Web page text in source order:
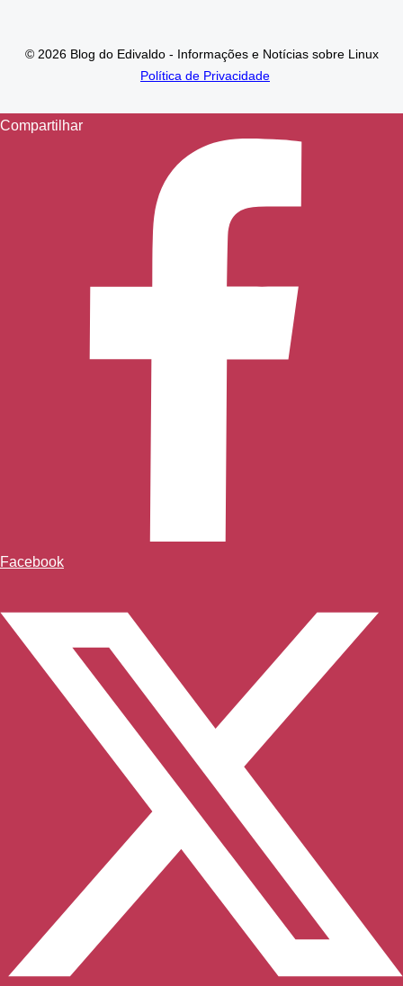
© 2026 Blog do Edivaldo - Informações e Notícias sobre Linux
Política de Privacidade
Compartilhar
Facebook